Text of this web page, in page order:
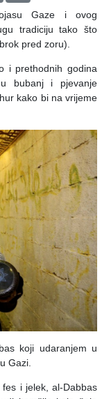
Gaze i ovog
tradiciju tako što
pred zoru).
i prethodnih godina
bubanj i pjevanje
kako bi na vrijeme
koji udaranjem u
Gazi.
i jelek, al-Dabbas